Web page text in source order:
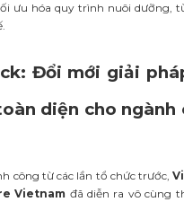
ưu hóa quy trình nuôi dưỡng,
Đổi mới giải
diện cho ngành
công từ các lần tổ chức trước,
Vietnam đã diễn ra vô cùng